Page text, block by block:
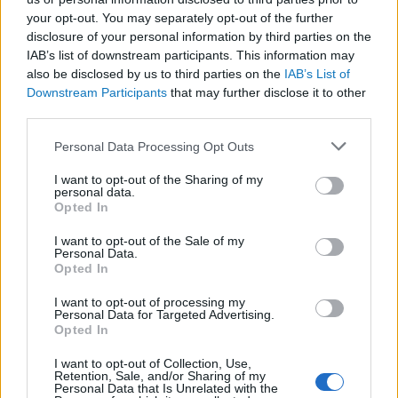
your opt-out. You may separately opt-out of the further
disclosure of your personal information by third parties on the
IAB’s list of downstream participants. This information may
also be disclosed by us to third parties on the IAB’s List of
Downstream Participants that may further disclose it to other
Please note that this website/app uses one or more Google
not limited to your visit or usage behaviour. You may click to
grant or deny consent to Google and its third-party tags to
use your data for below specified purposes in below Google
consent section.
Personal Data Processing Opt Outs
I want to opt-out of the Sharing of my
personal data.
Opted In
I want to opt-out of the Sale of my
Personal Data.
Opted In
I want to opt-out of processing my
Personal Data for Targeted Advertising.
Opted In
I want to opt-out of Collection, Use,
Retention, Sale, and/or Sharing of my
Personal Data that Is Unrelated with the
kognitív torzítások
A világ legveszélyesebb migrációs útvonalai: A
Közép-Mediterrán útvonal, A Darién-régió és
az Indiai-óceáni út
FACEBOOK
LEGFRISSEBB